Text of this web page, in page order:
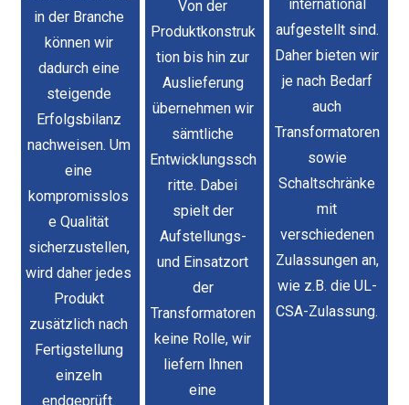
in der Branche
können wir
dadurch eine
steigende
Erfolgsbilanz
nachweisen. Um
eine
kompromisslos
e Qualität
sicherzustellen,
wird daher jedes
Produkt
zusätzlich nach
Fertigstellung
einzeln
endgeprüft.
Von der
Produktkonstruk
tion bis hin zur
Auslieferung
übernehmen wir
sämtliche
Entwicklungssch
ritte. Dabei
spielt der
Aufstellungs-
und Einsatzort
der
Transformatoren
keine Rolle, wir
liefern Ihnen
eine
international
aufgestellt sind.
Daher bieten wir
je nach Bedarf
auch
Transformatoren
sowie
Schaltschränke
mit
verschiedenen
Zulassungen an,
wie z.B. die UL-
CSA-Zulassung.